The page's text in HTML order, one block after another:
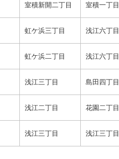
室積新開二丁目 室積一丁目
虹ケ浜三丁目 浅江六丁目
虹ケ浜二丁目 浅江六丁目
浅江三丁目 島田四丁目
浅江二丁目 花園二丁目
浅江三丁目 浅江三丁目